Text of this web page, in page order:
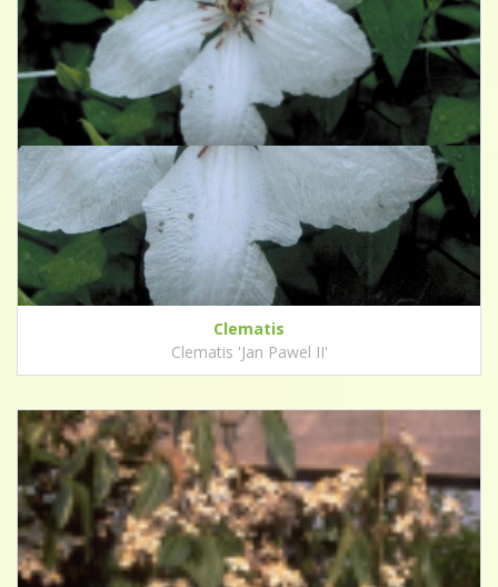
Clematis
Clematis 'Jan Pawel II'